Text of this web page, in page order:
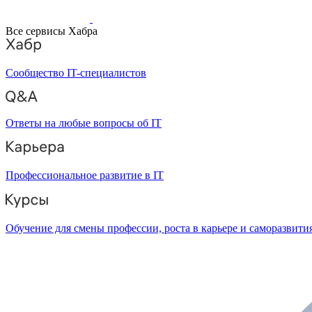
Все сервисы Хабра
Сообщество IT-специалистов
Ответы на любые вопросы об IT
Профессиональное развитие в IT
Обучение для смены профессии, роста в карьере и